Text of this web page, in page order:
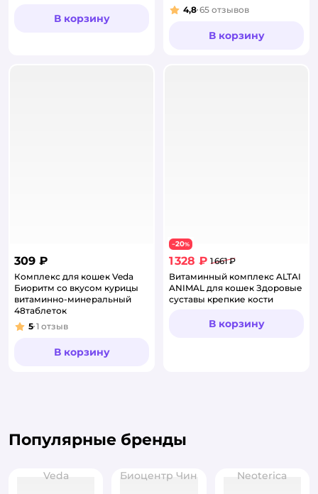
В корзину Рейтинг:
4,8 65 отзывов
В корзину
309 ₽
Комплекс для кошек Veda
Биоритм со вкусом курицы
витаминно-минеральный
48таблеток
Рейтинг:
5 1 отзыв
В корзину
−20%
1 328 ₽ 1 661 ₽
Витаминный комплекс ALTAI
ANIMAL для кошек Здоровые
суставы крепкие кости
В корзину
Популярные бренды
Veda Биоцентр Чин Neoterica